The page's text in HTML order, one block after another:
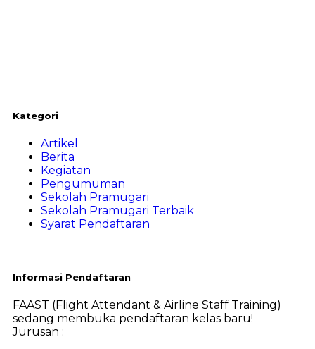
Kategori
Artikel
Berita
Kegiatan
Pengumuman
Sekolah Pramugari
Sekolah Pramugari Terbaik
Syarat Pendaftaran
Informasi Pendaftaran
FAAST (Flight Attendant & Airline Staff Training)
sedang membuka pendaftaran kelas baru!
Jurusan :